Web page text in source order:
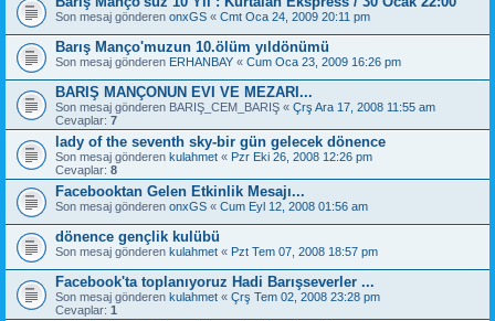
Son mesaj gönderen onxGS « Cmt Oca 24, 2009 20:11 pm
Barış Manço'muzun 10.ölüm yıldönümü
Son mesaj gönderen ERHANBAY « Cum Oca 23, 2009 16:26 pm
BARIŞ MANÇONUN EVI VE MEZARI...
Son mesaj gönderen BARIŞ_CEM_BARIŞ « Çrş Ara 17, 2008 11:55 am
Cevaplar: 7
lady of the seventh sky-bir gün gelecek dönence
Son mesaj gönderen kulahmet « Pzr Eki 26, 2008 12:26 pm
Cevaplar: 8
Facebooktan Gelen Etkinlik Mesajı...
Son mesaj gönderen onxGS « Cum Eyl 12, 2008 01:56 am
dönence gençlik kulübü
Son mesaj gönderen kulahmet « Pzt Tem 07, 2008 18:57 pm
Facebook'ta toplanıyoruz Hadi Barışseverler ...
Son mesaj gönderen kulahmet « Çrş Tem 02, 2008 23:28 pm
Cevaplar: 1